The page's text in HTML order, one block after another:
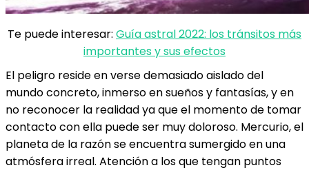
Te puede interesar: Guía astral 2022: los tránsitos más
importantes y sus efectos
El peligro reside en verse demasiado aislado del
mundo concreto, inmerso en sueños y fantasías, y en
no reconocer la realidad ya que el momento de tomar
contacto con ella puede ser muy doloroso. Mercurio, el
planeta de la razón se encuentra sumergido en una
atmósfera irreal. Atención a los que tengan puntos